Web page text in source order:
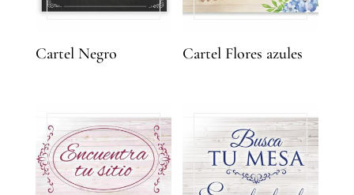
Cartel Negro Cartel Flores azules